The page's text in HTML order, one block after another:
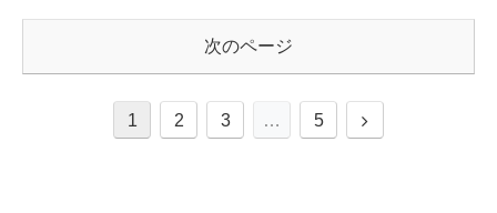
次のページ
1 2 3 … 5